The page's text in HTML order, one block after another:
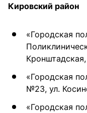
Кировский район
«Городская
«Городская
№23, ул.
«Городская